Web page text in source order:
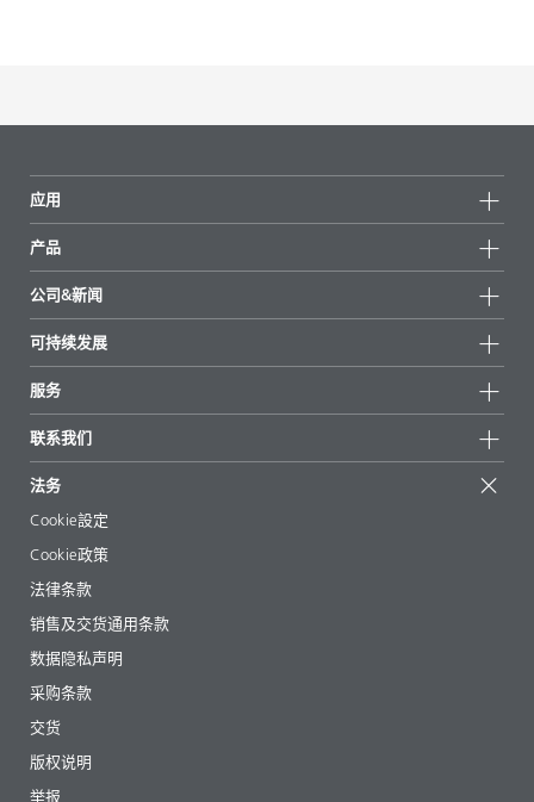
应用
产品
所有产品
重点推荐
公司&新闻
新闻
新闻和媒体
地区和分销商
展会和活动
可持续发展
可持续产品
成功案例
EcoVadis
认证
服务
起始配方
文章
电子书
法规事务
助剂指南 App
视频
下载
联系我们
法务
Cookie設定
Cookie政策
法律条款
销售及交货通用条款
数据隐私声明
采购条款
交货
版权说明
举报